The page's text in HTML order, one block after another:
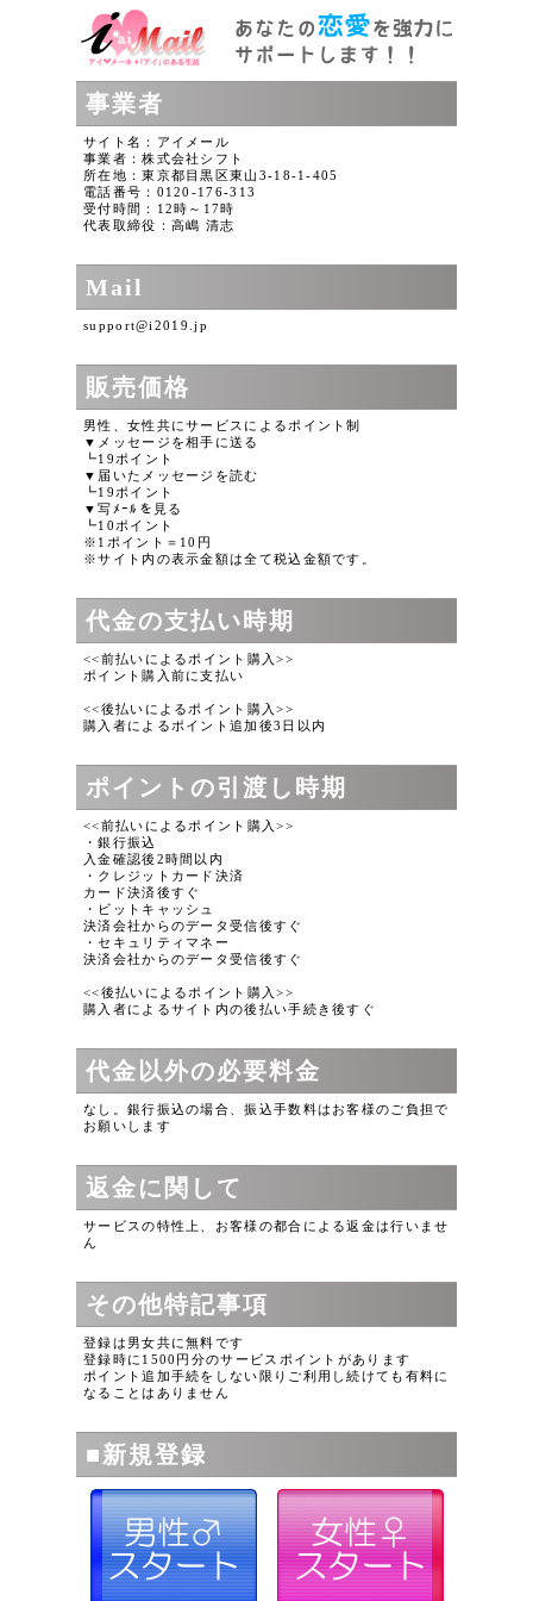
事業者
サイト名：アイメール
事業者：株式会社シフト
所在地：東京都目黒区東山3-18-1-405
電話番号：0120-176-313
受付時間：12時～17時
代表取締役：高嶋 清志
Mail
support@i2019.jp
販売価格
男性、女性共にサービスによるポイント制
▼メッセージを相手に送る
┗19ポイント
▼届いたメッセージを読む
┗19ポイント
▼写ﾒｰﾙを見る
┗10ポイント
※1ポイント＝10円
※サイト内の表示金額は全て税込金額です。
代金の支払い時期
<<前払いによるポイント購入>>
ポイント購入前に支払い
<<後払いによるポイント購入>>
購入者によるポイント追加後3日以内
ポイントの引渡し時期
<<前払いによるポイント購入>>
・銀行振込
入金確認後2時間以内
・クレジットカード決済
カード決済後すぐ
・ビットキャッシュ
決済会社からのデータ受信後すぐ
・セキュリティマネー
決済会社からのデータ受信後すぐ
<<後払いによるポイント購入>>
購入者によるサイト内の後払い手続き後すぐ
代金以外の必要料金
なし。銀行振込の場合、振込手数料はお客様のご負担で
お願いします
返金に関して
サービスの特性上、お客様の都合による返金は行いませ
ん
その他特記事項
登録は男女共に無料です
登録時に1500円分のサービスポイントがあります
ポイント追加手続をしない限りご利用し続けても有料に
なることはありません
■新規登録